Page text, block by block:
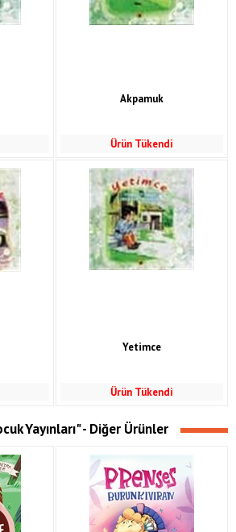
Akpamuk
Ürün Tükendi
Yetimce
Ürün Tükendi
Yayınları" - Diğer Ürünler